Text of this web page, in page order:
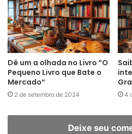
Dê um a olhada no Livro ”O
Pequeno Livro que Bate o
Mercado”
2 de setembro de 2024 4
Deixe seu